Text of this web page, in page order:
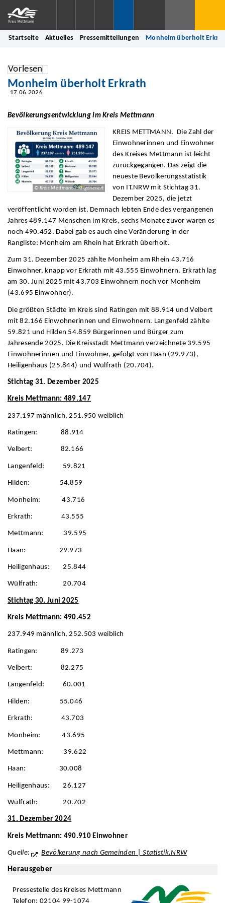
Startseite Aktuelles Pressemitteilungen Monheim überholt
Vorlesen
Monheim überholt Erkrath
17.06.2026
Bevölkerungsentwicklung im Kreis Mettmann
© Kreis Mettmann / KI-generiert
KREIS METTMANN. Die Zahl der
Einwohnerinnen und Einwohner
des Kreises Mettmann ist leicht
zurückgegangen. Das zeigt die
neueste Bevölkerungsstatistik
von IT.NRW mit Stichtag 31.
Dezember 2025, die jetzt
veröffentlicht worden ist. Demnach lebten Ende des vergangenen
Jahres 489.147 Menschen im Kreis, sechs Monate zuvor waren es
noch 490.452. Dabei gab es auch eine Veränderung in der
Rangliste: Monheim am Rhein hat Erkrath überholt.
Zum 31. Dezember 2025 zählte Monheim am Rhein 43.716
Einwohner, knapp vor Erkrath mit 43.555 Einwohnern. Erkrath lag
am 30. Juni 2025 mit 43.703 Einwohnern noch vor Monheim
(43.695 Einwohner).
Die größten Städte im Kreis sind Ratingen mit 88.914 und Velbert
mit 82.166 Einwohnerinnen und Einwohnern. Langenfeld zählte
59.821 und Hilden 54.859 Bürgerinnen und Bürger zum
Jahresende 2025. Die Kreisstadt Mettmann verzeichnete 39.595
Einwohnerinnen und Einwohner, gefolgt von Haan (29.973),
Heiligenhaus (25.844) und Wülfrath (20.704).
Stichtag 31. Dezember 2025
Kreis Mettmann: 489.147
237.197 männlich, 251.950 weiblich
Ratingen: 88.914
Velbert: 82.166
Langenfeld: 59.821
Hilden: 54.859
Monheim: 43.716
Erkrath: 43.555
Mettmann: 39.595
Haan: 29.973
Heiligenhaus: 25.844
Wülfrath: 20.704
Stichtag 30. Juni 2025
Kreis Mettmann: 490.452
237.949 männlich, 252.503 weiblich
Ratingen: 89.273
Velbert: 82.275
Langenfeld: 60.001
Hilden: 55.046
Erkrath: 43.703
Monheim: 43.695
Mettmann: 39.622
Haan: 30.008
Heiligenhaus: 26.127
Wülfrath: 20.702
31. Dezember 2024
Kreis Mettmann: 490.910 Einwohner
Quelle: Bevölkerung nach Gemeinden | Statistik.NRW
Herausgeber
Pressestelle des Kreises Mettmann
Telefon: 02104 99-1074